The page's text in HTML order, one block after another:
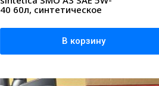
40 60л, синтетическое
В корзину